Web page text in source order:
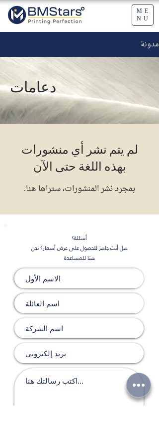
ME
NU
مدونة
دعامات
لم يتم نشر أي منشورات
بهذه اللغة حتى الآن
بمجرد نشر المنشورات، ستراها هنا.
أسئلة؟
هل أنت جاهز للحصول على عرض أسعار؟ نحن
هنا للمساعدة